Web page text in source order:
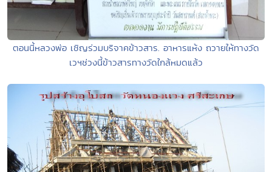
ตอนนี้หลวงพ่อ เชิญร่วมบริจาคข้าวสาร. อาหารแห้ง ถวายให้ทางวัด
เวฯช่วงนี้ข้าวสารทางวัดใกล้หมดแล้ว